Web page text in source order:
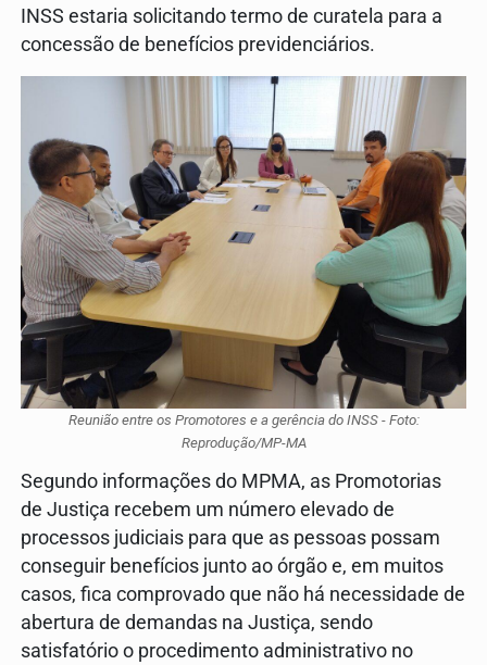
INSS estaria solicitando termo de curatela para a
concessão de benefícios previdenciários.
Reunião entre os Promotores e a gerência do INSS - Foto:
Reprodução/MP-MA
Segundo informações do MPMA, as Promotorias
de Justiça recebem um número elevado de
processos judiciais para que as pessoas possam
conseguir benefícios junto ao órgão e, em muitos
casos, fica comprovado que não há necessidade de
abertura de demandas na Justiça, sendo
satisfatório o procedimento administrativo no